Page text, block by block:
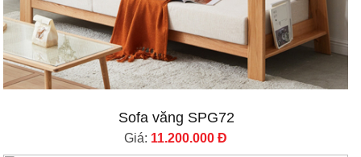
Sofa văng SPG72
Giá: 11.200.000 Đ